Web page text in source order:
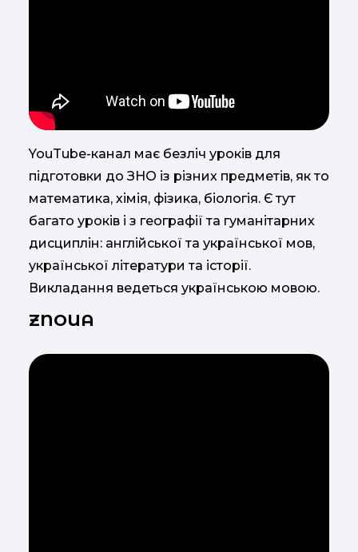
YouTube-канал має безліч уроків для
підготовки до ЗНО із різних предметів, як то
математика, хімія, фізика, біологія. Є тут
багато уроків і з географії та гуманітарних
дисциплін: англійської та української мов,
української літератури та історії.
Викладання ведеться українською мовою.
ZNOUA